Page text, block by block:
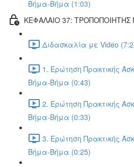
Βήμα-Βήμα (1:03)
ΚΕΦΑΛΑΙΟ 37: ΤΡΟΠΟΠΟΙΗΤΗΣ
Διδασκαλία με Video
1. Ερώτηση Πρακτικής
Βήμα-Βήμα (0:43)
2. Ερώτηση Πρακτικής
Βήμα-Βήμα (0:33)
3. Ερώτηση Πρακτικής
Βήμα-Βήμα (0:25)